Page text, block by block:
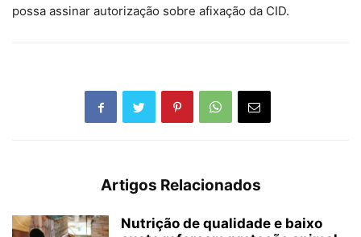
possa assinar autorização sobre afixação da CID.
Artigos Relacionados
Nutrição de qualidade e baixo